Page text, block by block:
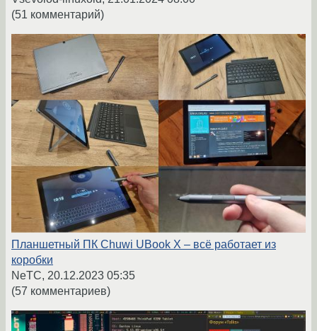
(51 комментарий)
Планшетный ПК Chuwi UBook X – всё работает из
коробки
NeTC, 20.12.2023 05:35
(57 комментариев)